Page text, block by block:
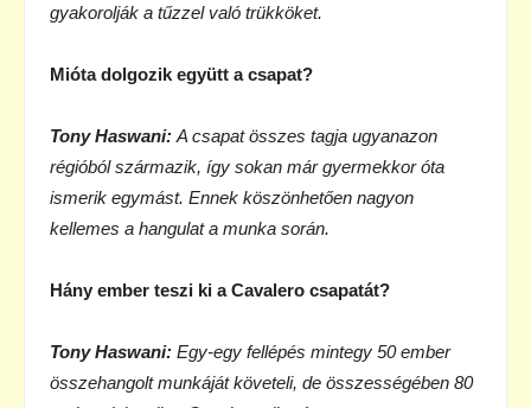
gyakorolják a tűzzel való trükköket.
Mióta dolgozik együtt a csapat?
Tony Haswani: A csapat összes tagja ugyanazon
régióból származik, így sokan már gyermekkor óta
ismerik egymást. Ennek köszönhetően nagyon
kellemes a hangulat a munka során.
Hány ember teszi ki a Cavalero csapatát?
Tony Haswani: Egy-egy fellépés mintegy 50 ember
összehangolt munkáját követeli, de összességében 80